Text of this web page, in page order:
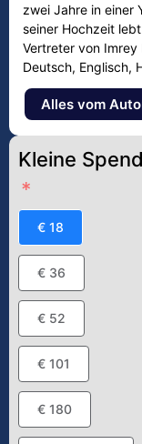
zwei Jahre in einer
seiner Hochzeit
Vertreter von Imrey
Deutsch, Englisch,
Alles vom
Kleine
€ 18
€ 36
€ 52
€ 101
€ 180